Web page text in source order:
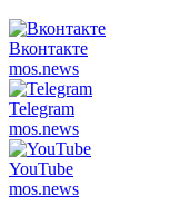
Вконтакте
mos.news
Telegram
mos.news
YouTube
mos.news